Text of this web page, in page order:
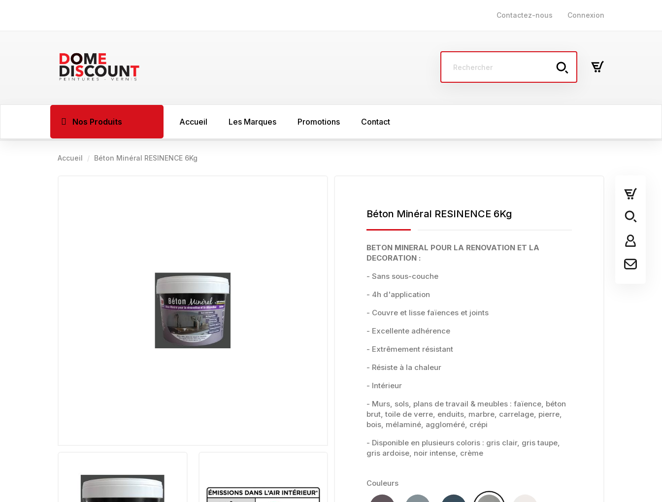
Contactez-nous Connexion
Nos Produits
BOIS
Plastique
Accueil Les Marques Promotions Contact
Accueil Béton Minéral RESINENCE 6Kg
Béton Minéral RESINENCE 6Kg
BETON MINERAL POUR LA RENOVATION ET LA
DECORATION :
- Sans sous-couche
- 4h d'application
- Couvre et lisse faïences et joints
- Excellente adhérence
- Extrêmement résistant
- Résiste à la chaleur
- Intérieur
- Murs, sols, plans de travail & meubles : faïence, béton
brut, toile de verre, enduits, marbre, carrelage, pierre,
bois, mélaminé, aggloméré, crépi
- Disponible en plusieurs coloris : gris clair, gris taupe,
gris ardoise, noir intense, crème
Couleurs